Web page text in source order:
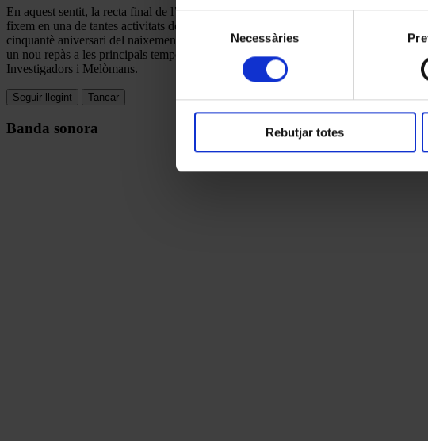
les cookies en qualsevol moment.
Necessàries
Rebutjar totes
En aquest sentit, la recta final de l’Any Manén ha pogut esquivar, en bona mesura,
fixem en una de tantes activitats de foment de la clàssica que es duen a terme, des
cinquantè aniversari del naixement d’Amadeu Vives, el centenari del de Déodat de
un nou repàs a les principals temporades de concerts que ja presentàvem en el
Investigadors i Melòmans.
Seguir llegint Tancar
Banda sonora